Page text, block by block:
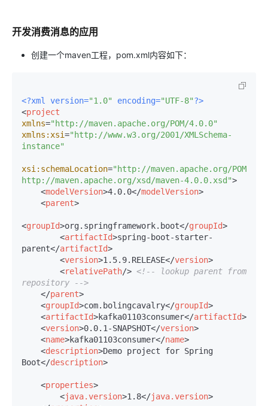
开发消费消息的应用
创建一个maven工程，pom.xml内容如下：
<?xml version="1.0" encoding="UTF-8"?>
<project
xmlns="http://maven.apache.org/POM/4.0.0"
xmlns:xsi="http://www.w3.org/2001/XMLSchema-
instance"
xsi:schemaLocation="http://maven.apache.org/POM/
http://maven.apache.org/xsd/maven-4.0.0.xsd">
<modelVersion>4.0.0</modelVersion>
<parent>
<groupId>org.springframework.boot</groupId>
<artifactId>spring-boot-starter-
parent</artifactId>
<version>1.5.9.RELEASE</version>
<relativePath/> <!-- lookup parent from
repository -->
</parent>
<groupId>com.bolingcavalry</groupId>
<artifactId>kafka01103consumer</artifactId>
<version>0.0.1-SNAPSHOT</version>
<name>kafka01103consumer</name>
<description>Demo project for Spring
Boot</description>
<properties>
<java.version>1.8</java.version>